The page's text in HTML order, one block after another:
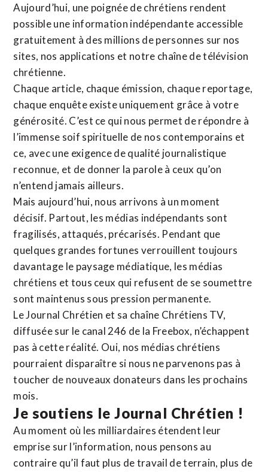
Aujourd’hui, une poignée de chrétiens rendent
possible une information indépendante accessible
gratuitement à des millions de personnes sur nos
sites, nos applications et notre chaîne de télévision
chrétienne.
Chaque article, chaque émission, chaque reportage,
chaque enquête existe uniquement grâce à votre
générosité. C’est ce qui nous permet de répondre à
l’immense soif spirituelle de nos contemporains et
ce, avec une exigence de qualité journalistique
reconnue, et de donner la parole à ceux qu’on
n’entend jamais ailleurs.
Mais aujourd’hui, nous arrivons à un moment
décisif. Partout, les médias indépendants sont
fragilisés, attaqués, précarisés. Pendant que
quelques grandes fortunes verrouillent toujours
davantage le paysage médiatique, les médias
chrétiens et tous ceux qui refusent de se soumettre
sont maintenus sous pression permanente.
Le Journal Chrétien et sa chaîne Chrétiens TV,
diffusée sur le canal 246 de la Freebox, n’échappent
pas à cette réalité. Oui, nos médias chrétiens
pourraient disparaître si nous ne parvenons pas à
toucher de nouveaux donateurs dans les prochains
mois.
Je soutiens le Journal Chrétien !
Au moment où les milliardaires étendent leur
emprise sur l’information, nous pensons au
contraire qu’il faut plus de travail de terrain, plus de